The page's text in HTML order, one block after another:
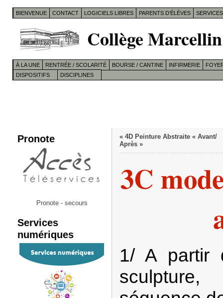
BIENVENUE CONTACT LOGICIELS LIBRES PARENTS D’ÉLÈVES
Collège
À LA UNE RENTRÉE / SCOLARITÉ BOURSE / CANTINE INFIRMERIE
DISPOSITIFS
DISCIPLINES
Pronote
Pronote - secours
Services
numériques
« 4D Peinture Abstraite « Avant/
Après »
3C
1/ A partir